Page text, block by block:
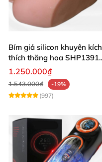
Bím giả silicon khuyên kích
thích thăng hoa SHP1391
ShopHanhPhuc
1.250.000₫
1.543.000₫
-19%
(997)